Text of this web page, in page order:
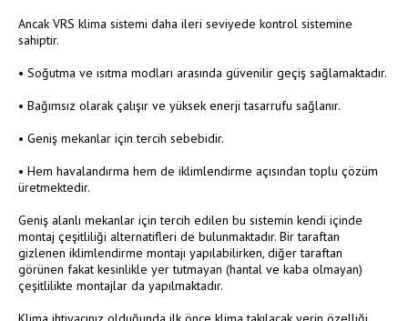
Ancak VRS klima sistemi daha ileri seviyede kontrol sistemine
sahiptir.
• Soğutma ve ısıtma modları arasında güvenilir geçiş sağlamaktadır.
• Bağımsız olarak çalışır ve yüksek enerji tasarrufu sağlanır.
• Geniş mekanlar için tercih sebebidir.
• Hem havalandırma hem de iklimlendirme açısından toplu çözüm
üretmektedir.
Geniş alanlı mekanlar için tercih edilen bu sistemin kendi içinde
montaj çeşitliliği alternatifleri de bulunmaktadır. Bir taraftan
gizlenen iklimlendirme montajı yapılabilirken, diğer taraftan
görünen fakat kesinlikle yer tutmayan (hantal ve kaba olmayan)
çeşitlilikte montajlar da yapılmaktadır.